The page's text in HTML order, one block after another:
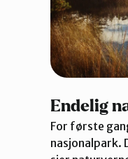
Endelig
For første
nasjonalpark.